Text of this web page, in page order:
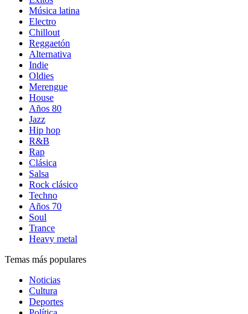
Música latina
Electro
Chillout
Reggaetón
Alternativa
Indie
Oldies
Merengue
House
Años 80
Jazz
Hip hop
R&B
Rap
Clásica
Salsa
Rock clásico
Techno
Años 70
Soul
Trance
Heavy metal
Temas más populares
Noticias
Cultura
Deportes